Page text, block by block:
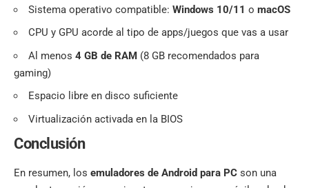
Sistema operativo compatible: Windows 10/11 o macOS
CPU y GPU acorde al tipo de apps/juegos que vas a usar
Al menos 4 GB de RAM (8 GB recomendados para
gaming)
Espacio libre en disco suficiente
Virtualización activada en la BIOS
Conclusión
En resumen, los emuladores de Android para PC son una